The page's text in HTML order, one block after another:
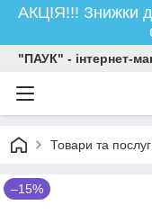
АКЦІЯ!!! Знижки
"ПАУК" - інтернет-
Товари та
–15%